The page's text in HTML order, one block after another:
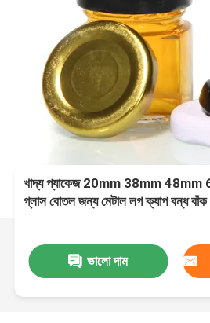
খাদ্য প্যাকেজ 20mm 38mm 48mm
গ্লাস বোতল জন্য মেটাল লগ ক্যাপ বন্ধ বাঁক
ভালো দাম